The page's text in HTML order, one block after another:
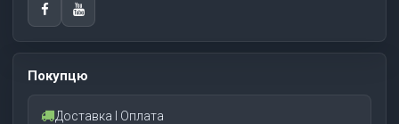
Покупцю
Доставка І Оплата